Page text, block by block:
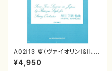
A02i13 夏（ヴァイオリンI&II、ヴ
ィオラ、チェロ、コントラバス、チ
ェンバロ/早川正昭/楽譜）
¥4,950